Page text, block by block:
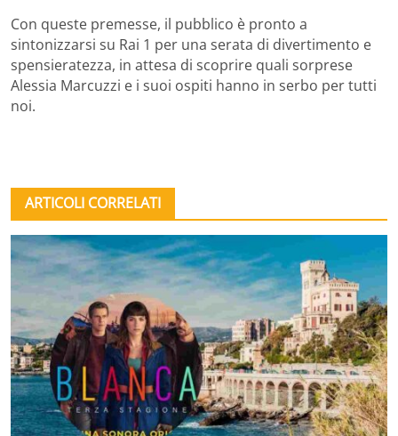
Con queste premesse, il pubblico è pronto a
sintonizzarsi su Rai 1 per una serata di divertimento e
spensieratezza, in attesa di scoprire quali sorprese
Alessia Marcuzzi e i suoi ospiti hanno in serbo per tutti
noi.
ARTICOLI CORRELATI